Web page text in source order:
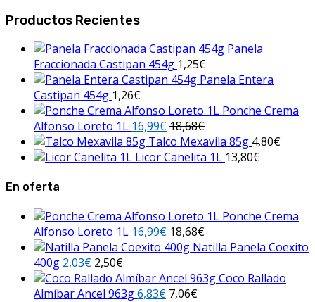
Productos Recientes
Panela
Fraccionada Castipan 454g 1,25€
Panela Entera
Castipan 454g 1,26€
Ponche Crema
Alfonso Loreto 1L 16,99€18,68€
Talco Mexavila 85g 4,80€
Licor Canelita 1L 13,80€
En oferta
Ponche Crema
Alfonso Loreto 1L 16,99€18,68€
Natilla Panela Coexito
400g 2,03€2,50€
Coco Rallado
Almíbar Ancel 963g6,83€7,06€